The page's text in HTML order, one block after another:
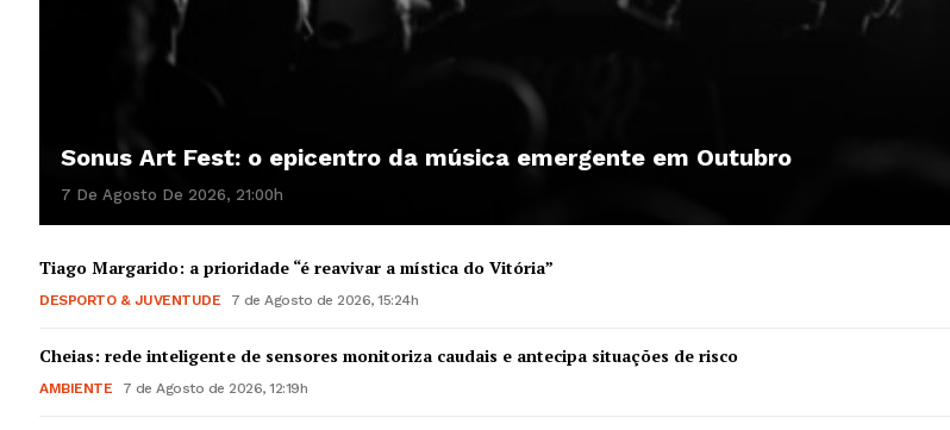
Sonus Art Fest: o epicentro da música emergente em Outubro
7 De Agosto De 2026, 21:00h
Tiago Margarido: a prioridade “é reavivar a mística do Vitória”
DESPORTO & JUVENTUDE 7 de Agosto de 2026, 15:24h
Cheias: rede inteligente de sensores monitoriza caudais e antecipa situações de risco
AMBIENTE 7 de Agosto de 2026, 12:19h